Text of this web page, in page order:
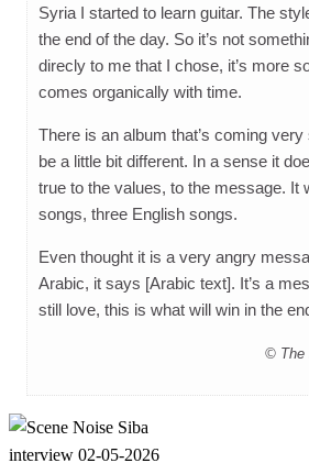
Syria I started to learn guitar. The
the end of the day. So it’s not
direcly to me that I chose, it’s more
comes organically with time.
There is an album that’s coming very
be a little bit different. In a sense it
true to the values, to the message. It
songs, three English songs.
Even thought it is a very angry
Arabic, it says [Arabic text]. It’s a
still love, this is what will win in the
© The